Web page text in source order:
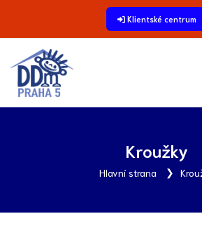
Klientské centrum
Kroužky
Hlavní strana